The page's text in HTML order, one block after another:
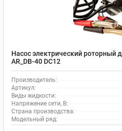
Насос электрический роторный
AR_DB-40 DC12
Производитель:
Артикул:
Виды жидкости:
Напряжение сети, В:
Страна производства:
Модельный ряд: